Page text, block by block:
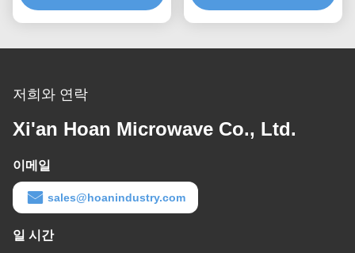
저희와 연락
Xi'an Hoan Microwave Co., Ltd.
이메일
sales@hoanindustry.com
일 시간